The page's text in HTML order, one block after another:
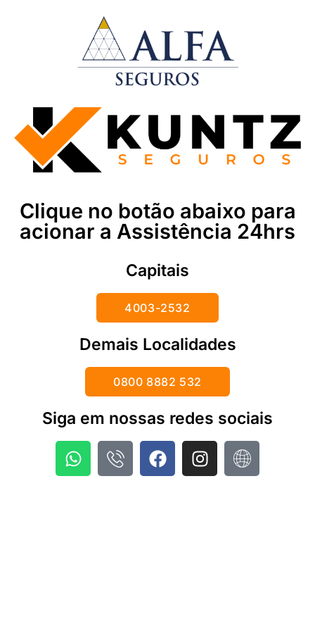
Clique no botão abaixo para
acionar a Assistência 24hrs
Capitais
4003-2532
Demais Localidades
0800 8882 532
Siga em nossas redes sociais